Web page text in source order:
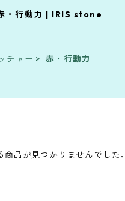
・行動力 | IRIS stone
チャー 赤・行動力
商品が見つかりませんでした。